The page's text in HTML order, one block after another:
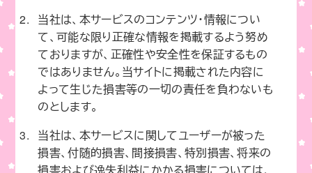
当社は、本サービスのコンテンツ・情報につい
て、可能な限り正確な情報を掲載するよう努め
ておりますが、正確性や安全性を保証するもの
ではありません。当サイトに掲載された内容に
よって生じた損害等の一切の責任を負わないも
のとします。
当社は、本サービスに関してユーザーが被った
損害、付随的損害、間接損害、特別損害、将来の